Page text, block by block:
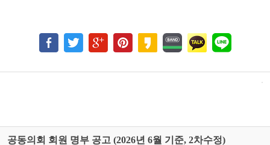
공동의회 회원 명부 공고 (2026년 6월 기준, 2차수정)